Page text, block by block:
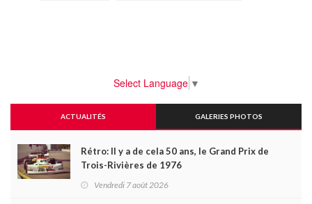
Select Language ▼
ACTUALITÉS GALERIES PHOTOS
Rétro: Il y a de cela 50 ans, le Grand Prix de
Trois-Rivières de 1976
Vendredi 7 août 2026